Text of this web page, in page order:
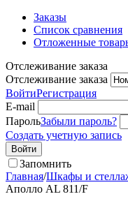
Заказы
Список сравнения
Отложенные
Отслеживание заказа
Отслеживание заказа
ВойтиРегистрация
E-mail
ПарольЗабыли пароль?
Создать учетную запись
Войти
Запомнить
Главная/Шкафы и
Аполло AL 811/F